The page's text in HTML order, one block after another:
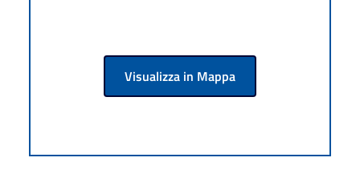
Visualizza in Mappa